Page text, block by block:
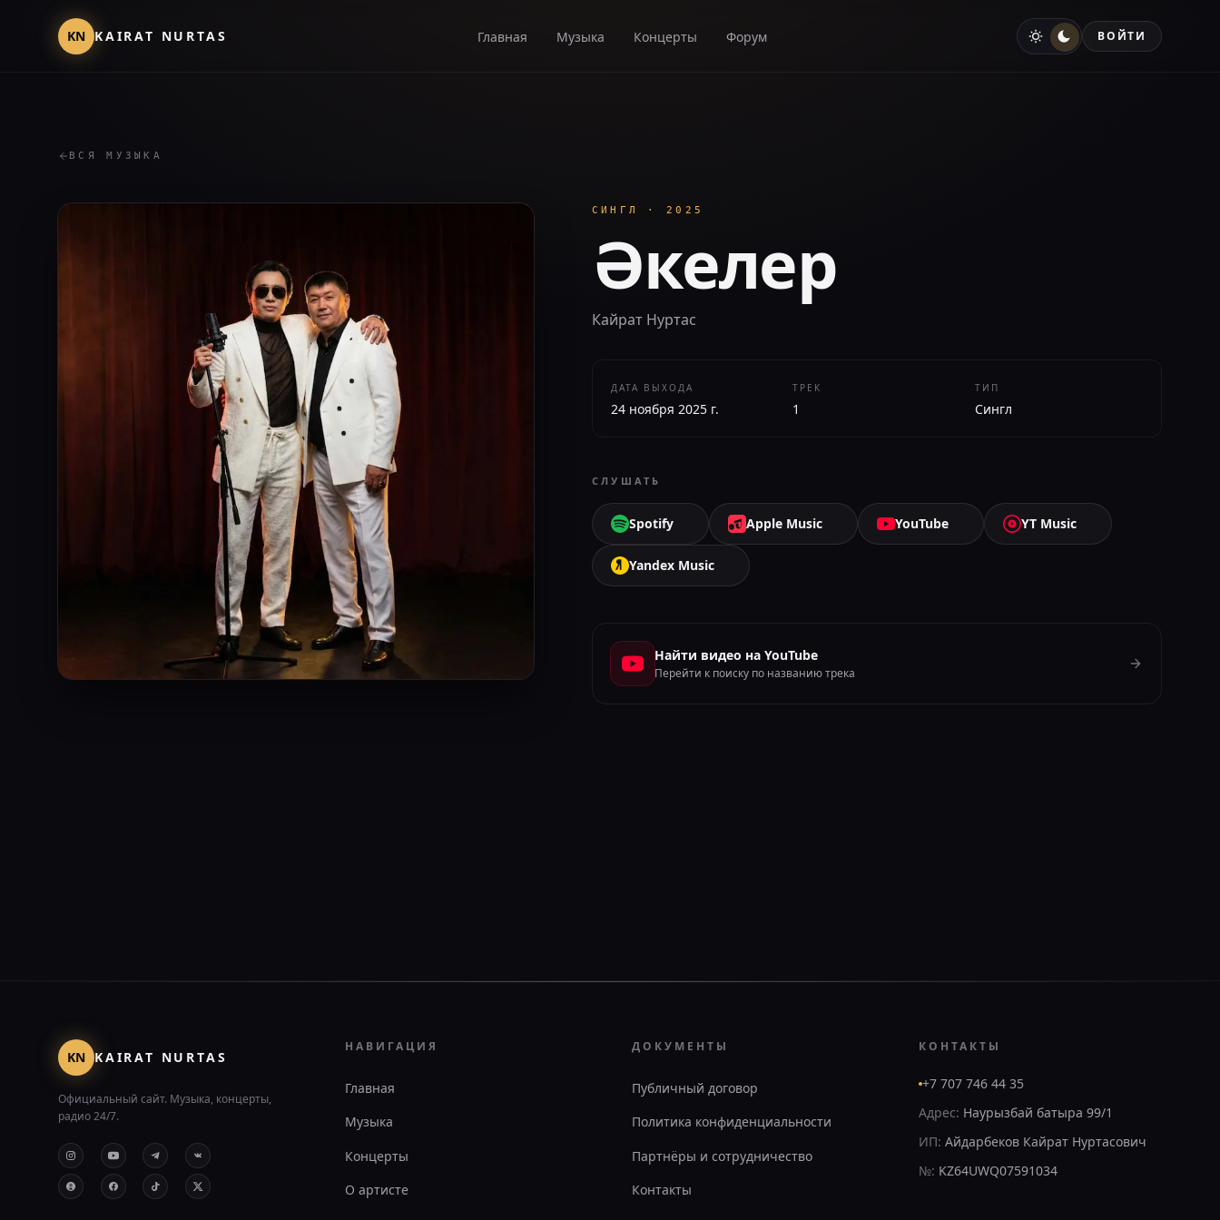
KN KAIRAT NURTAS Главная Музыка Концерты Форум ВОЙТИ
ВСЯ МУЗЫКА
СИНГЛ ·2025
Әкелер
Кайрат Нуртас
ДАТА ВЫХОДА
24 ноября 2025 г.
ТРЕК
1
ТИП
Сингл
СЛУШАТЬ
Spotify Apple Music YouTube YT Music
Yandex Music
Найти видео на YouTube
Перейти к поиску по названию трека
KN KAIRAT NURTAS
Официальный сайт. Музыка, концерты,
радио 24/7.
НАВИГАЦИЯ
Главная
Музыка
Концерты
О артисте
ДОКУМЕНТЫ
Публичный договор
Политика конфиденциальности
Партнёры и сотрудничество
Контакты
КОНТАКТЫ
+7 707 746 44 35
Адрес: Наурызбай батыра 99/1
ИП: Айдарбеков Кайрат Нуртасович
№: KZ64UWQ07591034